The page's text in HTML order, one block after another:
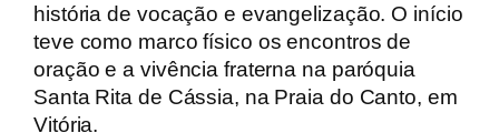
história de vocação e evangelização. O início
teve como marco físico os encontros de
oração e a vivência fraterna na paróquia
Santa Rita de Cássia, na Praia do Canto, em
Vitória.